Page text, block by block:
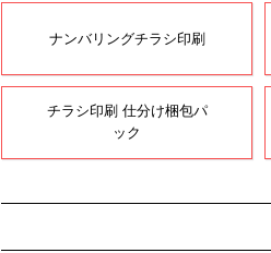
ナンバリングチラシ印刷
チラシ印刷 仕分け梱包パ
ック